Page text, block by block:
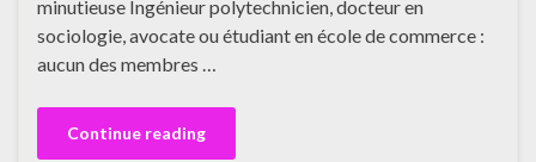
minutieuse Ingénieur polytechnicien, docteur en
sociologie, avocate ou étudiant en école de commerce :
aucun des membres …
Continue reading